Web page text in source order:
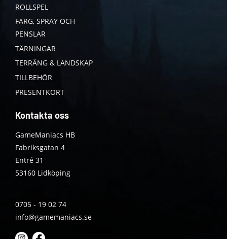
ROLLSPEL
FÄRG, SPRAY OCH
PENSLAR
TÄRNINGAR
TERRÄNG & LANDSKAP
TILLBEHÖR
PRESENTKORT
Kontakta oss
GameManiacs HB
Fabriksgatan 4
Entré 31
53160 Lidköping
0705 - 19 02 74
info@gamemaniacs.se